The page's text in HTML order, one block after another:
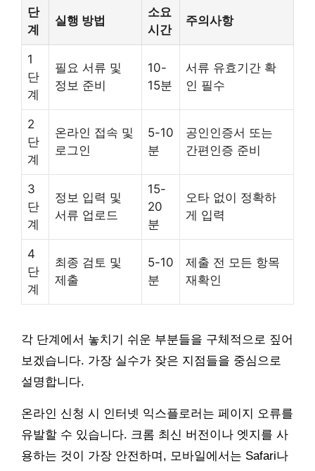
단
계
실행 방법
소요
시간
주의사항
1
단
계
필요 서류 및
정보 준비
10-
15분
서류 유효기간 확
인 필수
2
단
계
온라인 접속 및
로그인
5-10
분
공인인증서 또는
간편인증 준비
3
단
계
정보 입력 및
서류 업로드
15-
20
분
오타 없이 정확하
게 입력
4
단
계
최종 검토 및
제출
5-10
분
제출 전 모든 항목
재확인
각 단계에서 놓치기 쉬운 부분들을 구체적으로 짚어
보겠습니다. 가장 실수가 잦은 지점들을 중심으로
설명합니다.
온라인 신청 시 인터넷 익스플로러는 페이지 오류를
유발할 수 있습니다. 크롬 최신 버전이나 엣지를 사
용하는 것이 가장 안전하며, 모바일에서는 Safari나